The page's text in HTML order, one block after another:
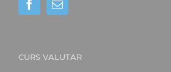
CURS VALUTAR